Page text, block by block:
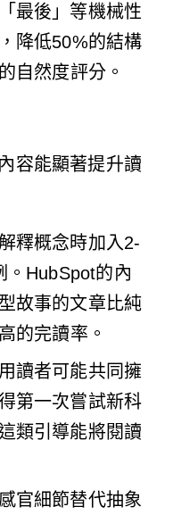
最後」等機械性
降低50%的結構
自然度評分。
容能顯著提升讀
釋概念時加入2-
。HubSpot的內
故事的文章比純
的完讀率。
讀者可能共同擁
第一次嘗試新科
類引導能將閱讀
官細節替代抽象